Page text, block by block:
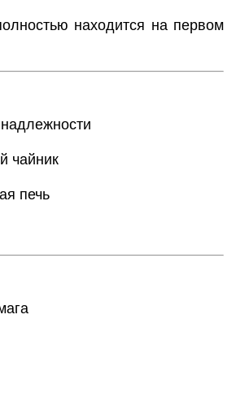
находится на первом
чайник
печь